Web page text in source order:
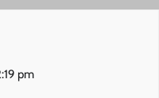
pm